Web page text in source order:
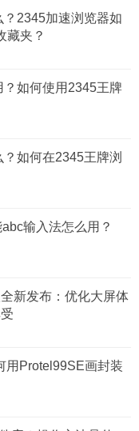
2345加速浏览器如
藏夹？
如何使用2345王牌
如何在2345王牌浏
输入法怎么用？
新发布：优化大屏体
用Protel99SE画封装